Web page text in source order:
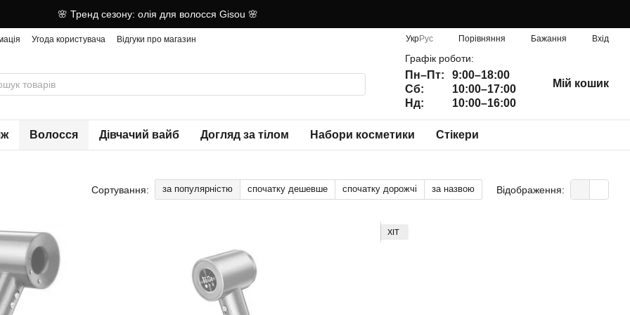
🌸 Тренд сезону: олія для волосся Gisou 🌸
Угода користувача Відгуки про магазин УкрРус Порівняння Бажання Вхід
Графік роботи:
Пн–Пт:
9:00–18:00
Сб:
10:00–17:00
Нд:
10:00–16:00
Мій кошик
Волосся Дівчачий вайб Догляд за тілом Набори косметики Стікери
Сортування: за популярністю спочатку дешевше спочатку дорожчі за назвою Відображення:
ХІТ